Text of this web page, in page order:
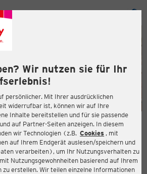
Wir nutzen sie für Ihr
persönlicher. Mit Ihrer ausdrücklichen
widerrufbar ist, können wir auf Ihre
Inhalte bereitstellen und für sie passende
auf Partner-Seiten anzeigen. In diesem
wir Technologien (z.B. Cookies , mit
auf Ihrem Endgerät auslesen/speichern und
verarbeiten), um Ihr Nutzungsverhalten zu
Nutzungsgewohnheiten basierend auf Ihrem
zu erstellen. Wir teilen einzelne Informationen
FAMILY FILIALE
Str. 49
Oldendorf